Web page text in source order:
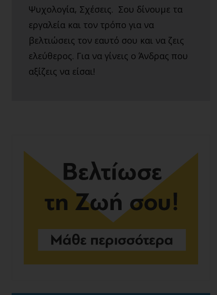
Ψυχολογία, Σχέσεις. Σου δίνουμε τα
εργαλεία και τον τρόπο για να
βελτιώσεις τον εαυτό σου και να ζεις
ελεύθερος. Για να γίνεις ο Άνδρας που
αξίζεις να είσαι!